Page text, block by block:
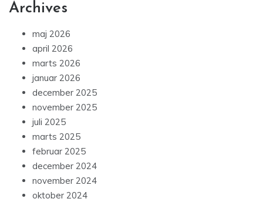
Archives
maj 2026
april 2026
marts 2026
januar 2026
december 2025
november 2025
juli 2025
marts 2025
februar 2025
december 2024
november 2024
oktober 2024